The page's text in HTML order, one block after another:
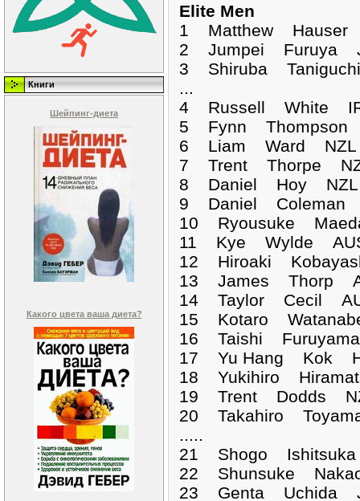
Книги
Шейпинг-диета
Какого цвета ваша диета?
Elite Men
1 Matthew
2 Jumpei Furuya
3 Shiruba
...
4 Russell White
5 Fynn Thompson
6 Liam Ward NZL
7 Trent Thorpe
8 Daniel Hoy NZL
9 Daniel Coleman
10 Ryousuke
11 Kye Wylde
12 Hiroaki
13 James Thorp
14 Taylor Cecil
15 Kotaro
16 Taishi
17 Yu Hang Kok
18 Yukihiro
19 Trent Dodds
20 Takahiro
.....
21 Shogo
22 Shunsuke
23 Genta Uchida